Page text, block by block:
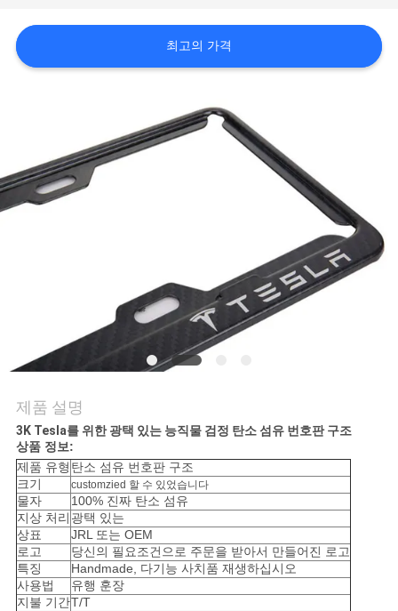
질
문
의
케
이
스
NEWS
최고의 가격
제품 설명
3K Tesla를 위한 광택 있는 능직물 검정 탄소 섬유 번호판 구조
상품 정보:
제품 유형 탄소 섬유 번호판 구조
크기
customzied 할 수 있었습니다
물자
100% 진짜 탄소 섬유
지상 처리 광택 있는
상표
JRL 또는 OEM
로고
당신의 필요조건으로 주문을 받아서 만들어진 로고
특징
Handmade, 다기능 사치품 재생하십시오
사용법
유행 훈장
지불 기간T/T